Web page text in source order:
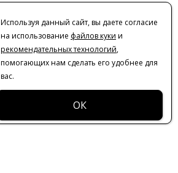
Используя данный сайт, вы даете согласие
на использование файлов куки и
рекомендательных технологий,
помогающих нам сделать его удобнее для
вас.